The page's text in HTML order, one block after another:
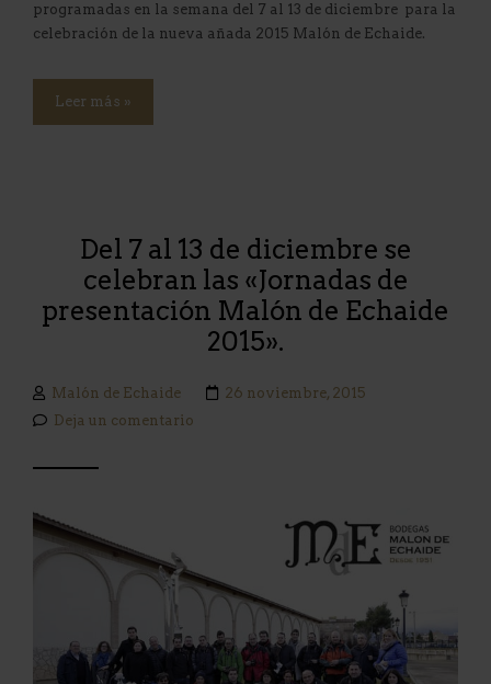
programadas en la semana del 7 al 13 de diciembre para la
celebración de la nueva añada 2015 Malón de Echaide.
Leer más »
Del 7 al 13 de diciembre se
celebran las «Jornadas de
presentación Malón de Echaide
2015».
Malón de Echaide
26 noviembre, 2015
Deja un comentario